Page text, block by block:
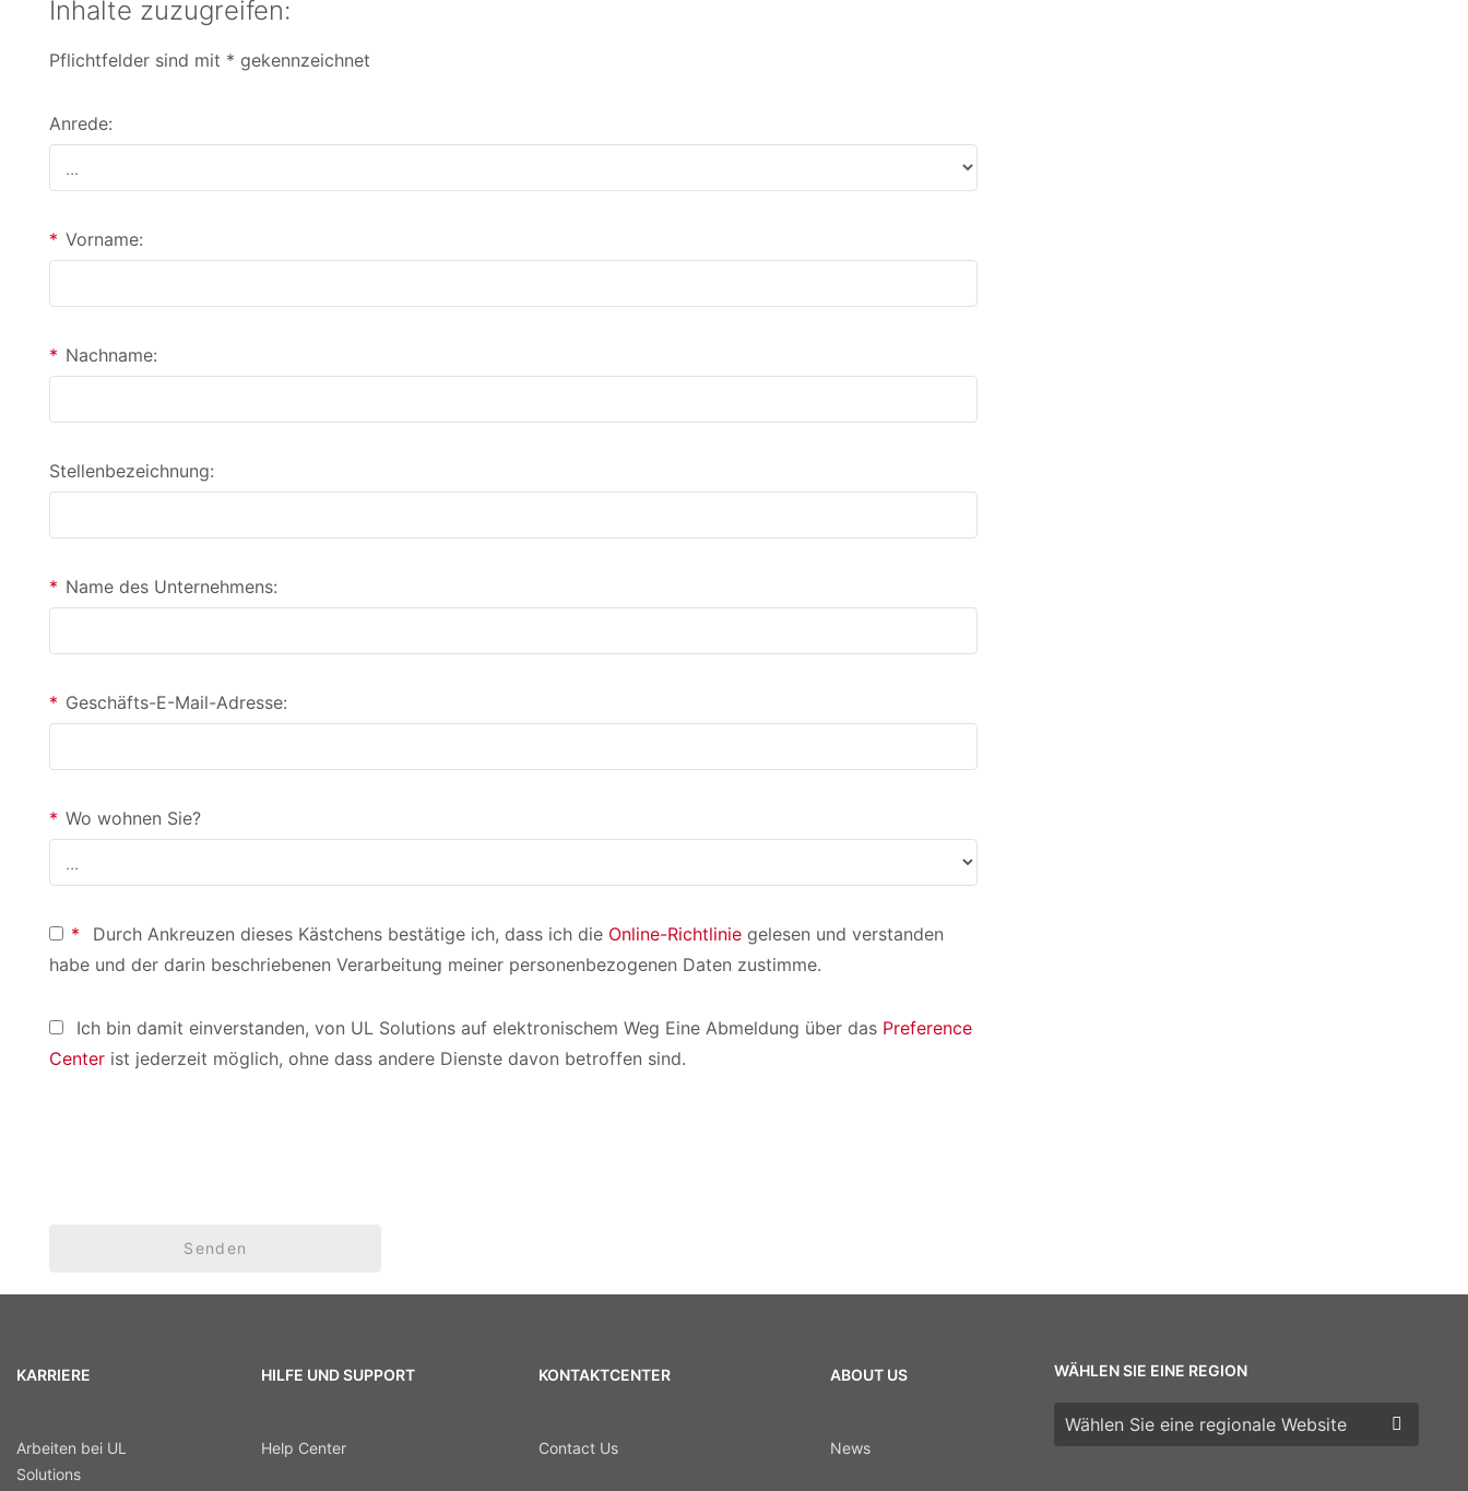
Inhalte zuzugreifen:
Pflichtfelder sind mit * gekennzeichnet
Anrede:
* Vorname:
* Nachname:
Stellenbezeichnung:
* Name des Unternehmens:
* Geschäfts-E-Mail-Adresse:
* Wo wohnen Sie?
* Durch Ankreuzen dieses Kästchens bestätige ich, dass ich die Online-Richtlinie gelesen und verstanden
habe und der darin beschriebenen Verarbeitung meiner personenbezogenen Daten zustimme.
Ich bin damit einverstanden, von UL Solutions auf elektronischem Weg Eine Abmeldung über das Preference
Center ist jederzeit möglich, ohne dass andere Dienste davon betroffen sind.
Senden
KARRIERE
Arbeiten bei UL
Solutions
HILFE UND SUPPORT
Help Center
KONTAKTCENTER
Contact Us
ABOUT US
News
WÄHLEN SIE EINE REGION
Wählen Sie eine Region